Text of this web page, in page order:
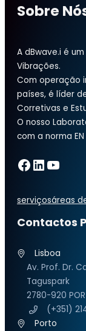
Sobre
A dBwave.i é
Vibrações.
Com operação
países, é líder
Corretivas e
O nosso
com a norma EN
Facebook LinkedIn YouTube
serviçosáreas
Contactos
Lisboa
Av. Prof. Dr.
Taguspark
2780-920
(+351)
Porto